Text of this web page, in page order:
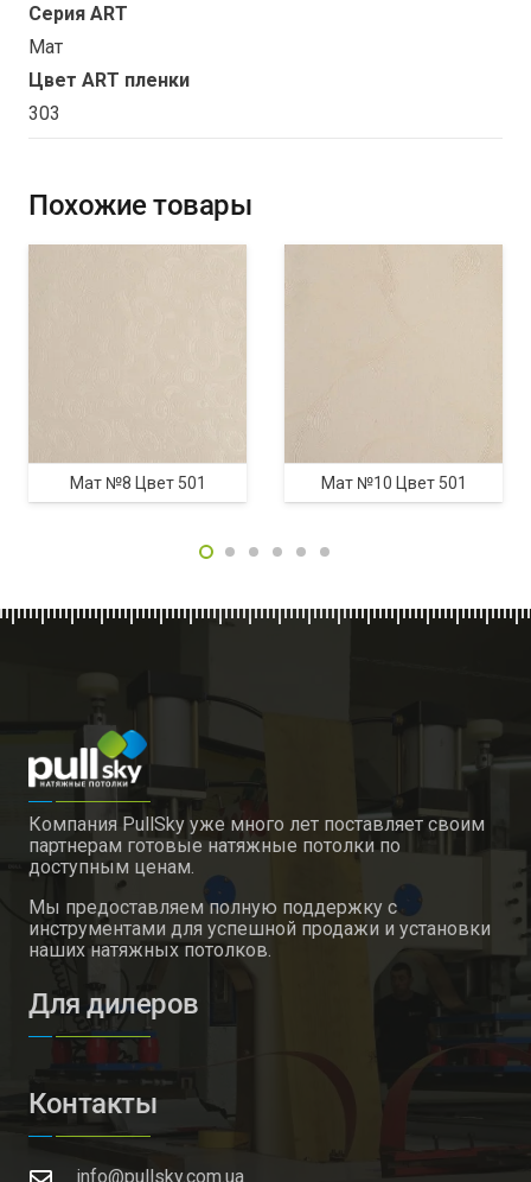
Серия ART
Мат
Цвет ART пленки
303
Похожие товары
Мат №8 Цвет 501 Мат №10 Цвет 501
Компания PullSky уже много лет поставляет своим
партнерам готовые натяжные потолки по
доступным ценам.
Мы предоставляем полную поддержку с
инструментами для успешной продажи и установки
наших натяжных потолков.
Для дилеров
Контакты
info@pullsky.com.ua